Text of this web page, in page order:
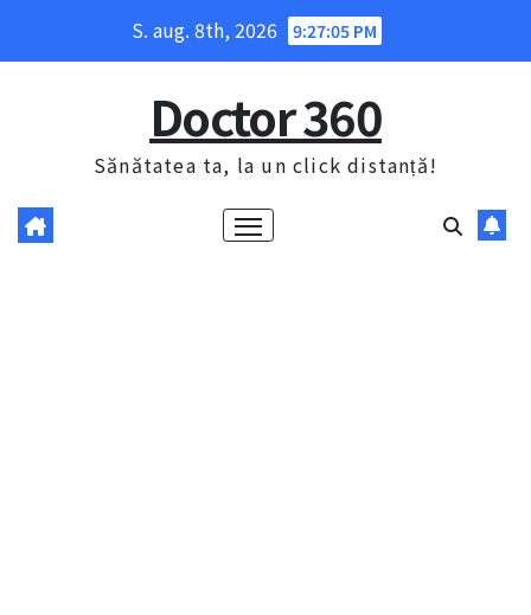
S. aug. 8th, 2026 9:27:06 PM
Doctor 360
Sănătatea ta, la un click distanță!